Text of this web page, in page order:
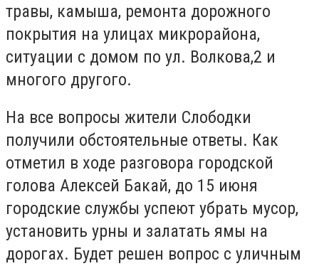
травы, камыша, ремонта дорожного
покрытия на улицах микрорайона,
ситуации с домом по ул. Волкова,2 и
многого другого.
На все вопросы жители Слободки
получили обстоятельные ответы. Как
отметил в ходе разговора городской
голова Алексей Бакай, до 15 июня
городские службы успеют убрать мусор,
установить урны и залатать ямы на
дорогах. Будет решен вопрос с уличным